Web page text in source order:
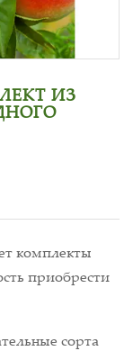
ИЗ
комплекты
приобрести
сорта